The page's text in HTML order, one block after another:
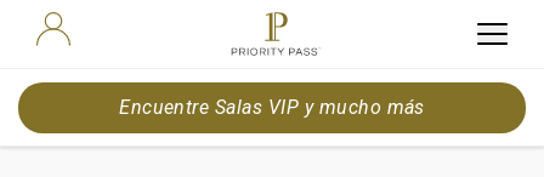
Encuentre Salas VIP y mucho más